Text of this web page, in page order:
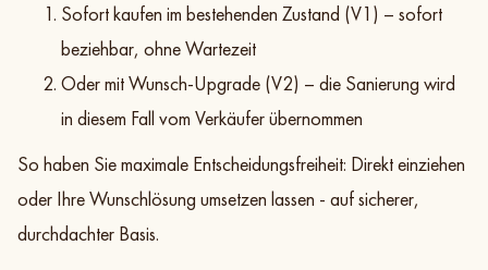
Sofort kaufen im bestehenden Zustand (V1) – sofort
beziehbar, ohne Wartezeit
Oder mit Wunsch-Upgrade (V2) – die Sanierung wird
in diesem Fall vom Verkäufer übernommen
So haben Sie maximale Entscheidungsfreiheit: Direkt einziehen
oder Ihre Wunschlösung umsetzen lassen - auf sicherer,
durchdachter Basis.